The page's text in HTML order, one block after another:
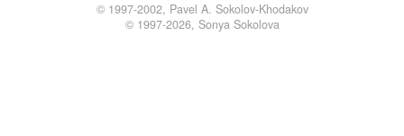
© 1997-2002, Pavel A. Sokolov-Khodakov
© 1997-2026, Sonya Sokolova